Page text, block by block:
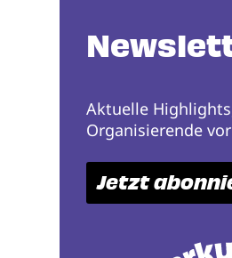
Aktuelle
Organisierende
Jetzt